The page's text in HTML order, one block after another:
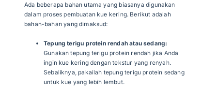
Ada beberapa bahan utama yang biasanya digunakan
dalam proses pembuatan kue kering. Berikut adalah
bahan-bahan yang dimaksud:
Tepung terigu protein rendah atau sedang:
Gunakan tepung terigu protein rendah jika Anda
ingin kue kering dengan tekstur yang renyah.
Sebaliknya, pakailah tepung terigu protein sedang
untuk kue yang lebih lembut.